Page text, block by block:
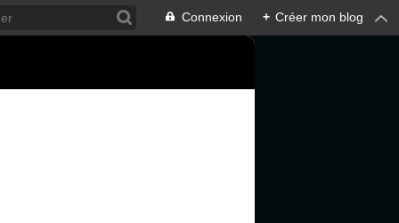
Connexion + Créer mon blog